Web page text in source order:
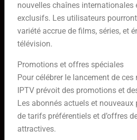
nouvelles chaînes internationales
exclusifs. Les utilisateurs pourront
variété accrue de films, séries, et
télévision.
Promotions et offres spéciales
Pour célébrer le lancement de ces
IPTV prévoit des promotions et
Les abonnés actuels et
de tarifs préférentiels et d’offres
attractives.